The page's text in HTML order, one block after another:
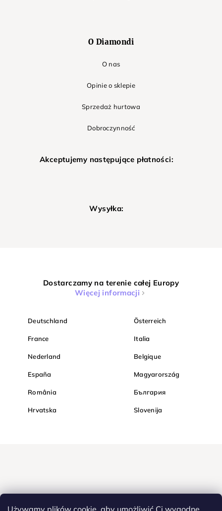
Używamy plików cookie, aby umożliwić Ci wygodne
O Diamondi
O nas
Opinie o sklepie
Sprzedaż hurtowa
Dobroczynność
Akceptujemy następujące płatności:
Wysyłka:
Dostarczamy na terenie całej Europy
Więcej informacji
Deutschland Österreich
France Italia
Nederland Belgique
España Magyarország
România България
Hrvatska Slovenija